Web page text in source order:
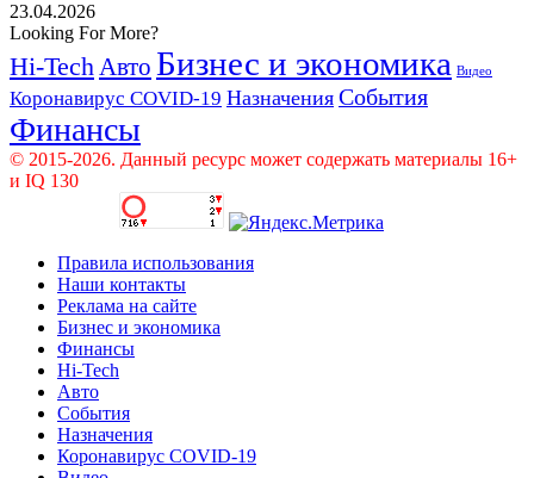
23.04.2026
Looking For More?
Hi-TechАвто Бизнес и экономика Видео
Коронавирус COVID-19 Назначения События
Финансы
© 2015-2026. Данный ресурс может содержать материалы 16+
и IQ 130
Правила использования
Наши контакты
Реклама на сайте
Бизнес и экономика
Финансы
Hi-Tech
Авто
События
Назначения
Коронавирус COVID-19